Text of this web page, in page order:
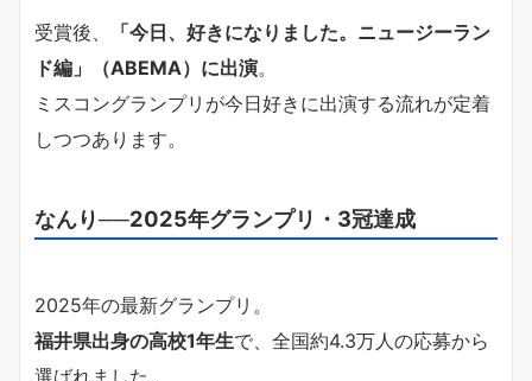
受賞後、
「今日、好きになりました。ニュージーラン
ド編」（ABEMA）に出演。
ミスコングランプリが今日好きに出演する流れが定着
しつつあります。
なんり──2025年グランプリ・3冠達成
2025年の最新グランプリ。
福井県出身の高校1年生で、全国約4.3万人の応募から
選ばれました。